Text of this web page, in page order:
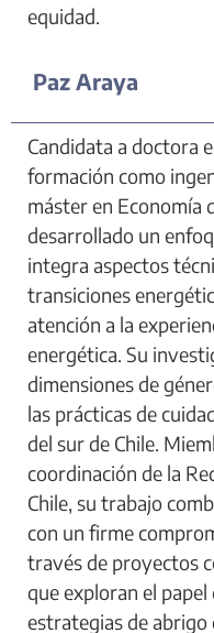
equidad.
Paz Araya
Candidata a doctora
formación como
máster en Economía
desarrollado un
integra aspectos
transiciones
atención a la
energética. Su
dimensiones de
las prácticas de
del sur de Chile.
coordinación de la
Chile, su trabajo
con un firme
través de proyectos
que exploran el papel
estrategias de abrigo